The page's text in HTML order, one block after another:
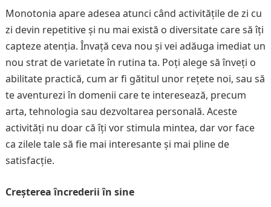
Monotonia apare adesea atunci când activitățile de zi cu
zi devin repetitive și nu mai există o diversitate care să îți
capteze atenția. Învață ceva nou și vei adăuga imediat un
nou strat de varietate în rutina ta. Poți alege să înveți o
abilitate practică, cum ar fi gătitul unor rețete noi, sau să
te aventurezi în domenii care te interesează, precum
arta, tehnologia sau dezvoltarea personală. Aceste
activități nu doar că îți vor stimula mintea, dar vor face
ca zilele tale să fie mai interesante și mai pline de
satisfacție.
Creșterea încrederii în sine